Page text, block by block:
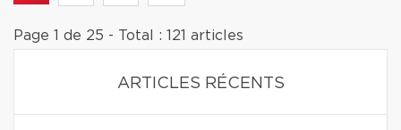
Page 1 de 25 - Total : 121 articles
ARTICLES RÉCENTS